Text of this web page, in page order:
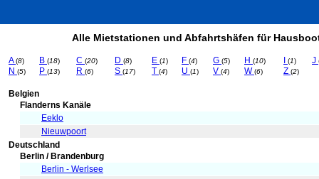
Alle Mietstationen und Abfahrtshäfen für
A(8) B (18) C (20) D (8) E (1) F (4) G (5) H (10) I (1) J
N (5) P (13) R (6) S (17) T (4) U (1) V (4) W(6) Z (2)
Belgien
Flanderns Kanäle
Eeklo
Nieuwpoort
Deutschland
Berlin / Brandenburg
Berlin - Werlsee